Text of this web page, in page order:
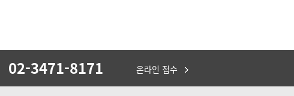
02-3471-8171 온라인 접수